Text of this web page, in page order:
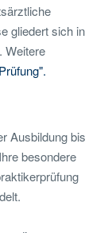
gliedert sich in
Weitere
Ausbildung bis
besondere